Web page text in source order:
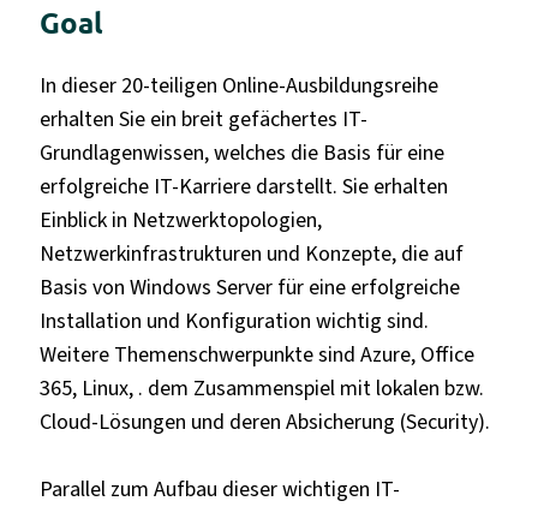
Goal
In dieser 20-teiligen Online-Ausbildungsreihe
erhalten Sie ein breit gefächertes IT-
Grundlagenwissen, welches die Basis für eine
erfolgreiche IT-Karriere darstellt. Sie erhalten
Einblick in Netzwerktopologien,
Netzwerkinfrastrukturen und Konzepte, die auf
Basis von Windows Server für eine erfolgreiche
Installation und Konfiguration wichtig sind.
Weitere Themenschwerpunkte sind Azure, Office
365, Linux, . dem Zusammenspiel mit lokalen bzw.
Cloud-Lösungen und deren Absicherung (Security).
Parallel zum Aufbau dieser wichtigen IT-